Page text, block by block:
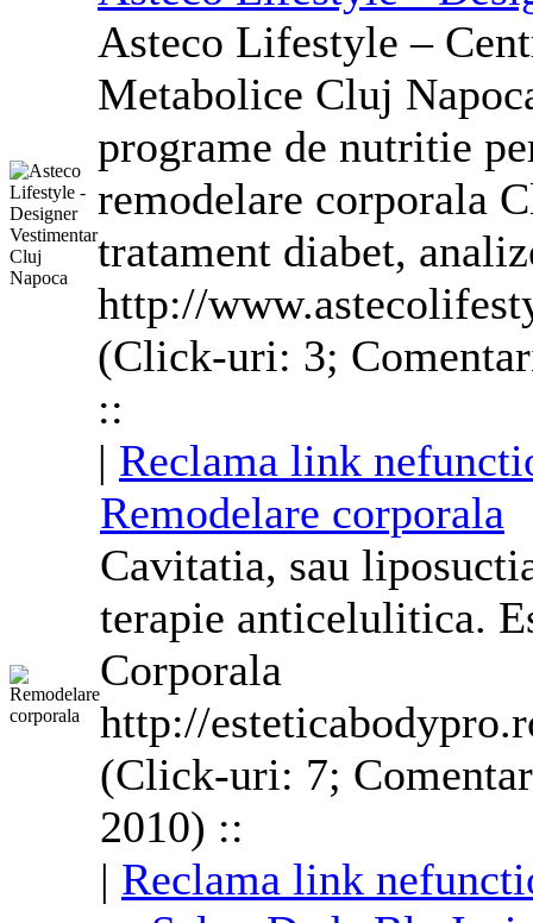
Asteco Lifestyle –
Metabolice Cluj
programe de nutritie
remodelare corporala
tratament diabet,
http://
(Click-uri: 3;
::
| Reclama link
Remodelare corporala
Cavitatia, sau
terapie anticelulitica.
Corporala
http://
(Click-uri: 7;
2010) ::
| Reclama link